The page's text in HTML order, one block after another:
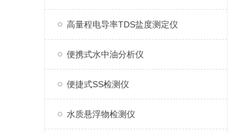
高量程电导率TDS盐度测定仪
便携式水中油分析仪
便捷式SS检测仪
水质悬浮物检测仪